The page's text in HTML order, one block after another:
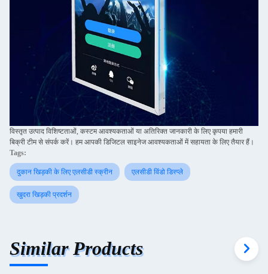
विस्तृत उत्पाद विशिष्टताओं, कस्टम आवश्यकताओं या अतिरिक्त जानकारी के लिए कृपया हमारी
बिक्री टीम से संपर्क करें। हम आपकी डिजिटल साइनेज आवश्यकताओं में सहायता के लिए तैयार हैं।
Tags:
दुकान खिड़की के लिए एलसीडी स्क्रीन एलसीडी विंडो डिस्प्ले
खुदरा खिड़की प्रदर्शन
Similar Products